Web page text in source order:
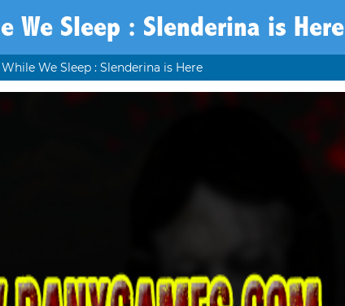
We Sleep : Slenderina is Here
While We Sleep : Slenderina is Here